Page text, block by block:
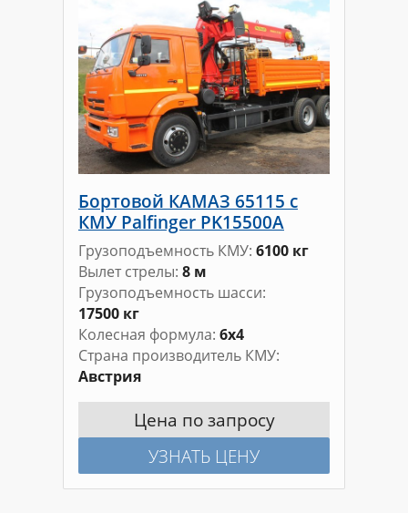
Бортовой КАМАЗ 65115 с
КМУ Palfinger PK15500A
Грузоподъемность КМУ 6100 кг
Вылет стрелы 8 м
Грузоподъемность шасси
17500 кг
Колесная формула 6х4
Страна производитель КМУ
Австрия
Цена по запросу
УЗНАТЬ ЦЕНУ